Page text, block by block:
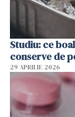
Studiu: ce
conserve de
29 APRILIE 2026